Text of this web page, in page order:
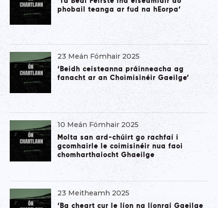
phobail teanga ar fud na hEorpa’
23 Meán Fómhair 2025
‘Beidh ceisteanna práinneacha ag
fanacht ar an Choimisinéir Gaeilge’
10 Meán Fómhair 2025
Molta san ard-chúirt go rachfaí i
gcomhairle le coimisinéir nua faoi
chomharthaíocht Ghaeilge
23 Meitheamh 2025
‘Ba cheart cur le líon na líonraí Gaeilge